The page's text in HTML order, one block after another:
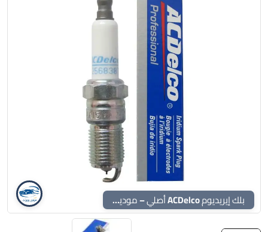
بلك إيريديوم ACDelco أصلي – موديل 41-101 (رقم القطعة 12568387) سيت اربع قطع